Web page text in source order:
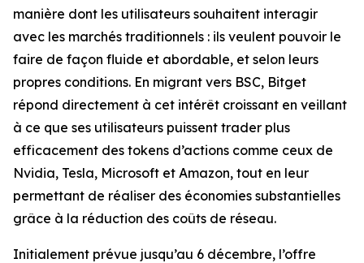
manière dont les utilisateurs souhaitent interagir
avec les marchés traditionnels : ils veulent pouvoir le
faire de façon fluide et abordable, et selon leurs
propres conditions. En migrant vers BSC, Bitget
répond directement à cet intérêt croissant en veillant
à ce que ses utilisateurs puissent trader plus
efficacement des tokens d’actions comme ceux de
Nvidia, Tesla, Microsoft et Amazon, tout en leur
permettant de réaliser des économies substantielles
grâce à la réduction des coûts de réseau.
Initialement prévue jusqu’au 6 décembre, l’offre